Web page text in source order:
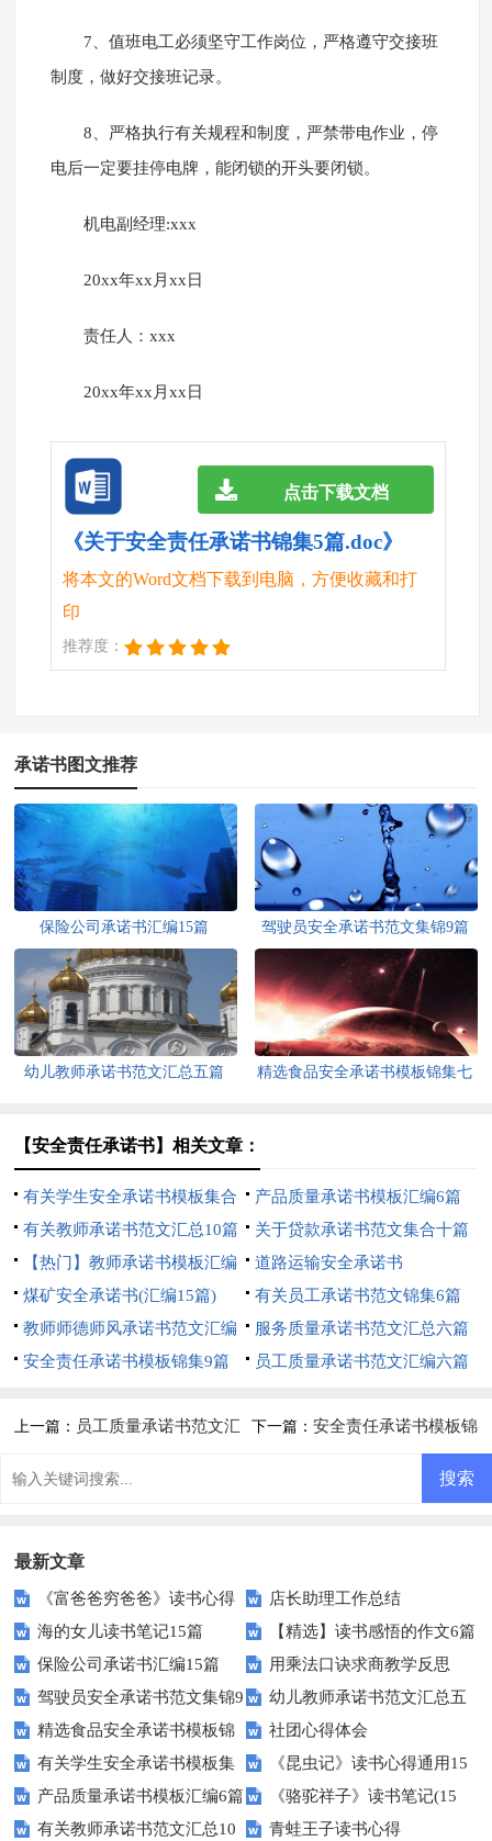
7、值班电工必须坚守工作岗位，严格遵守交接班
制度，做好交接班记录。
8、严格执行有关规程和制度，严禁带电作业，停
电后一定要挂停电牌，能闭锁的开头要闭锁。
机电副经理:xxx
20xx年xx月xx日
责任人：xxx
20xx年xx月xx日
《关于安全责任承诺书锦集5篇.doc》
将本文的Word文档下载到电脑，方便收藏和打
印
推荐度：
点击下载文档
承诺书图文推荐
保险公司承诺书汇编15篇 驾驶员安全承诺书范文集锦9篇
幼儿教师承诺书范文汇总五篇
精选食品安全承诺书模板锦集七
【安全责任承诺书】相关文章：
有关学生安全承诺书模板集合
十篇
产品质量承诺书模板汇编6篇
有关教师承诺书范文汇总10篇
关于贷款承诺书范文集合十篇
【热门】教师承诺书模板汇编
七篇
道路运输安全承诺书
煤矿安全承诺书(汇编15篇)
有关员工承诺书范文锦集6篇
教师师德师风承诺书范文汇编
五篇
服务质量承诺书范文汇总六篇
安全责任承诺书模板锦集9篇
员工质量承诺书范文汇编六篇
上一篇： 员工质量承诺书范文汇 下一篇： 安全责任承诺书模板锦
最新文章
《富爸爸穷爸爸》读书心得
店长助理工作总结
海的女儿读书笔记15篇
【精选】读书感悟的作文6篇
保险公司承诺书汇编15篇
用乘法口诀求商教学反思
驾驶员安全承诺书范文集锦9
篇
幼儿教师承诺书范文汇总五
篇
精选食品安全承诺书模板锦
集七篇
社团心得体会
有关学生安全承诺书模板集
合十篇
《昆虫记》读书心得通用15
篇
产品质量承诺书模板汇编6篇
《骆驼祥子》读书笔记(15
篇)
有关教师承诺书范文汇总10
青蛙王子读书心得